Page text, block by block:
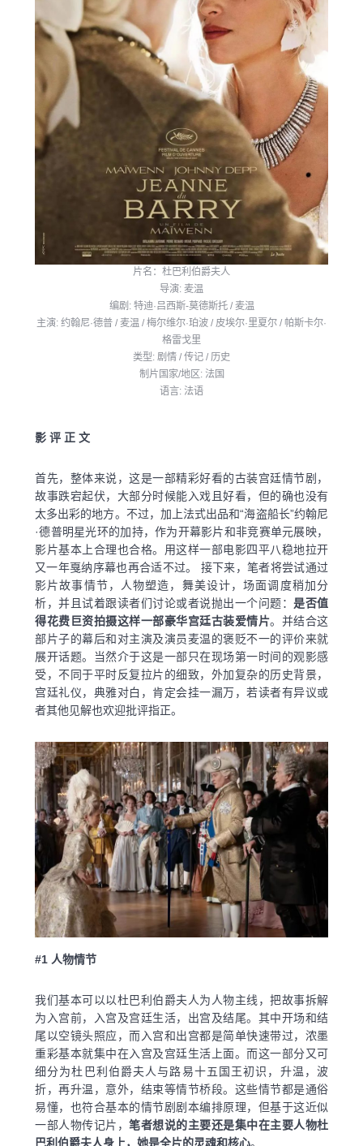
片名：杜巴利伯爵夫人
导演: 麦温
编剧: 特迪·吕西斯-莫德斯托 / 麦温
主演: 约翰尼·德普 / 麦温 / 梅尔维尔·珀波 / 皮埃尔·里夏尔 / 帕斯卡尔·
格雷戈里
类型: 剧情 / 传记 / 历史
制片国家/地区: 法国
语言: 法语
影 评 正 文
首先，整体来说，这是一部精彩好看的古装宫廷情节剧，
故事跌宕起伏，大部分时候能入戏且好看，但的确也没有
太多出彩的地方。不过，加上法式出品和“海盗船长”约翰尼
·德普明星光环的加持，作为开幕影片和非竞赛单元展映，
影片基本上合理也合格。用这样一部电影四平八稳地拉开
又一年戛纳序幕也再合适不过。 接下来，笔者将尝试通过
影片故事情节，人物塑造，舞美设计，场面调度稍加分
析，并且试着跟读者们讨论或者说抛出一个问题： 是否值
得花费巨资拍摄这样一部豪华宫廷古装爱情片。并结合这
部片子的幕后和对主演及演员麦温的褒贬不一的评价来就
展开话题。当然介于这是一部只在现场第一时间的观影感
受，不同于平时反复拉片的细致，外加复杂的历史背景，
宫廷礼仪，典雅对白，肯定会挂一漏万，若读者有异议或
者其他见解也欢迎批评指正。
#1 人物情节
我们基本可以以杜巴利伯爵夫人为人物主线，把故事拆解
为入宫前，入宫及宫廷生活，出宫及结尾。其中开场和结
尾以空镜头照应，而入宫和出宫都是简单快速带过，浓墨
重彩基本就集中在入宫及宫廷生活上面。而这一部分又可
细分为杜巴利伯爵夫人与路易十五国王初识，升温，波
折，再升温，意外，结束等情节桥段。这些情节都是通俗
易懂，也符合基本的情节剧剧本编排原理，但基于这近似
一部人物传记片， 笔者想说的主要还是集中在主要人物杜
巴利伯爵夫人身上，她是全片的灵魂和核心。